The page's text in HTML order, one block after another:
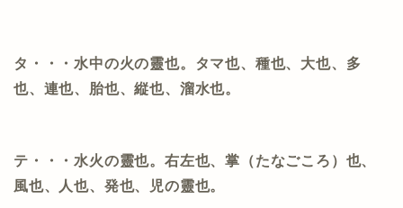
タ・・・水中の火の靈也。タマ也、種也、大也、多
也、連也、胎也、縦也、溜水也。
テ・・・水火の靈也。右左也、掌（たなごころ）也、
風也、人也、発也、児の靈也。